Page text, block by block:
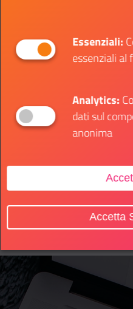
Evento dedicato a
progetti di Ateneo
Il link ti
Dettagli evento
Essenziali:
essenziali al
Analytics:
dati sul
anonima
Accetta